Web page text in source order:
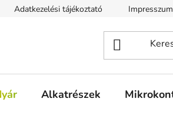
Adatkezelési tájékoztató Impresszum
Alkatrészek